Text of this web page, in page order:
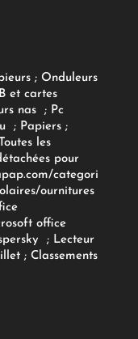
; Onduleurs
et cartes
nas ; Pc
; Papiers;
Toutes les
pour
categori
ournitures
office
; Lecteur
; Classements